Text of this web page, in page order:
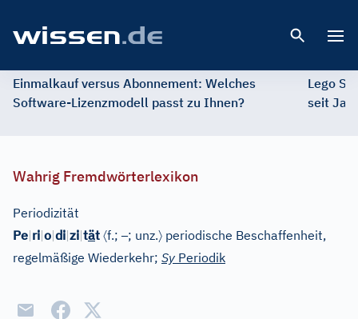
Einmalkauf versus Abonnement: Welches
Software-Lizenzmodell passt zu Ihnen?
Lego
seit
Wahrig Fremdwörterlexikon
Periodizität
Pe|ri|o|di|zi|tät 〈f.;–; unz.〉 periodische Beschaffenheit,
regelmäßige Wiederkehr; Sy Periodik